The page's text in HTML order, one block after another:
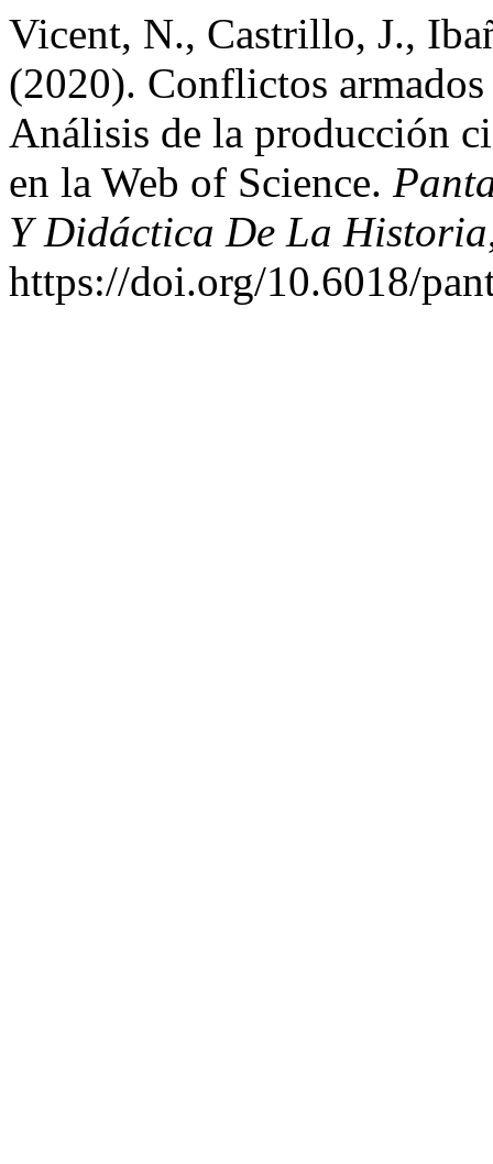
Vicent, N., Castrillo, J.,
(2020). Conflictos
Análisis de la producción
en la Web of Science.
Y Didáctica De La Historia
https://doi.org/10.6018/